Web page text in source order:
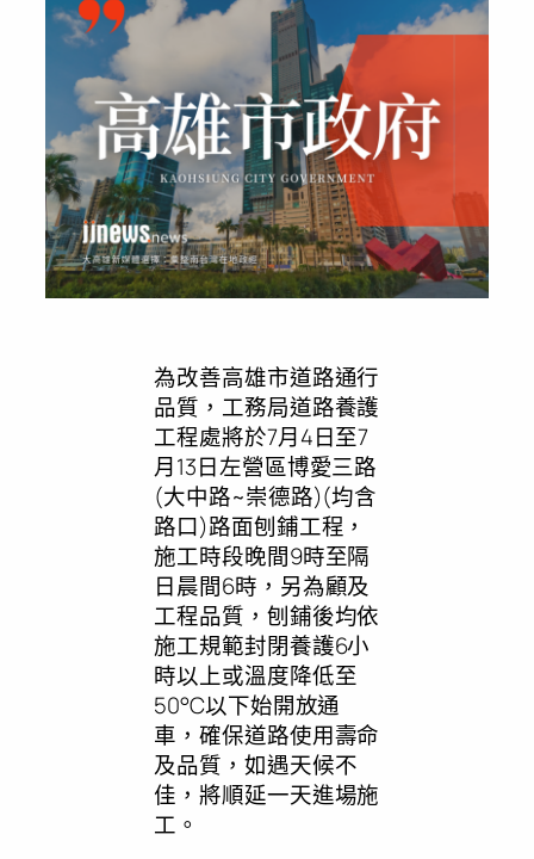
為改善高雄市道路通行
品質，工務局道路養護
工程處將於7月4日至7
月13日左營區博愛三路
(大中路~崇德路)(均含
路口)路面刨鋪工程，
施工時段晚間9時至隔
日晨間6時，另為顧及
工程品質，刨鋪後均依
施工規範封閉養護6小
時以上或溫度降低至
50°C以下始開放通
車，確保道路使用壽命
及品質，如遇天候不
佳，將順延一天進場施
工。